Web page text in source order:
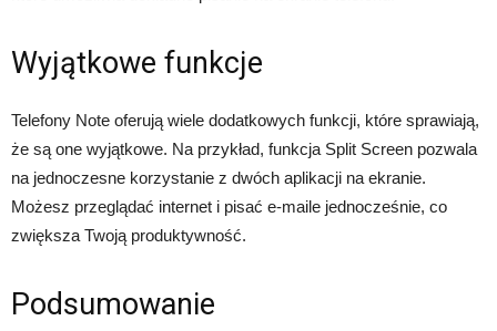
Wyjątkowe funkcje
Telefony Note oferują wiele dodatkowych funkcji, które sprawiają,
że są one wyjątkowe. Na przykład, funkcja Split Screen pozwala
na jednoczesne korzystanie z dwóch aplikacji na ekranie.
Możesz przeglądać internet i pisać e-maile jednocześnie, co
zwiększa Twoją produktywność.
Podsumowanie